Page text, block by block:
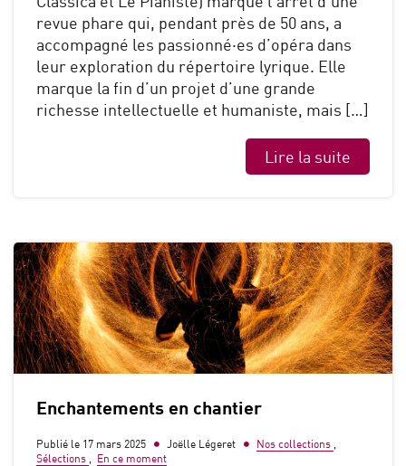
revue phare qui, pendant près de 50 ans, a
accompagné les passionné·es d’opéra dans
leur exploration du répertoire lyrique. Elle
marque la fin d’un projet d’une grande
richesse intellectuelle et humaniste, mais […]
Lire la suite
Enchantements en chantier
Publié le 17 mars 2025 Joëlle Légeret Nos collections ,
Sélections , En ce moment